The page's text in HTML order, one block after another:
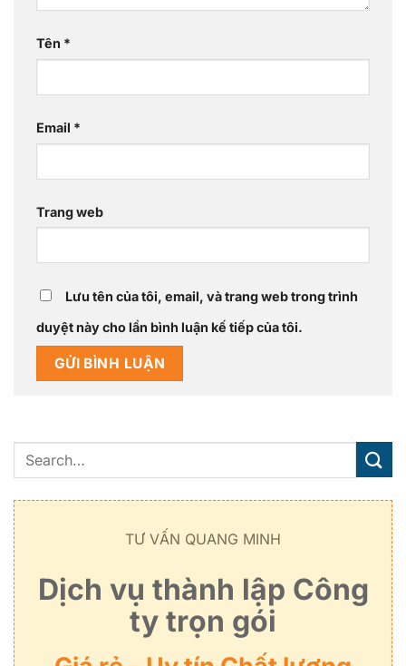
Tên *
Email *
Trang web
Lưu tên của tôi, email, và trang web trong trình
duyệt này cho lần bình luận kế tiếp của tôi.
TƯ VẤN QUANG MINH
Dịch vụ thành lập Công
ty trọn gói